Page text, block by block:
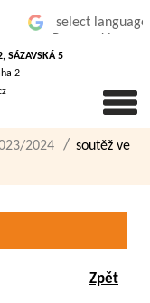
SÁZAVSKÁ 5
2
2024
soutěž ve
Zpět